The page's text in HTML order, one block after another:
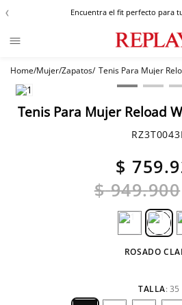
‹ Encuentra el fit perfecto para
Mujer Zapatos Tenis Para Mujer
Tenis Para Mujer Reload
$ 759.
$ 949.900
ROSADO
TALLA: 35
Términos más buscados
1.